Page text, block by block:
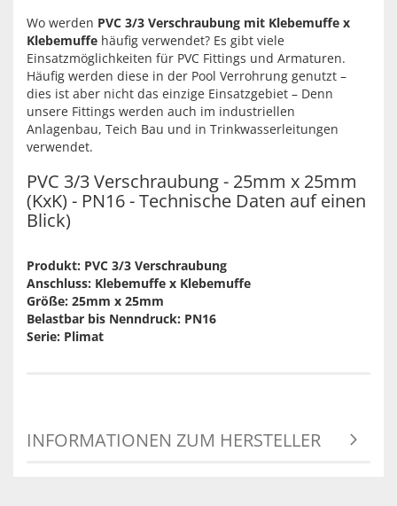
Wo werden PVC 3/3 Verschraubung mit Klebemuffe x
Klebemuffe häufig verwendet? Es gibt viele
Einsatzmöglichkeiten für PVC Fittings und Armaturen.
Häufig werden diese in der Pool Verrohrung genutzt –
dies ist aber nicht das einzige Einsatzgebiet – Denn
unsere Fittings werden auch im industriellen
Anlagenbau, Teich Bau und in Trinkwasserleitungen
verwendet.
PVC 3/3 Verschraubung - 25mm x 25mm
(KxK) - PN16 - Technische Daten auf einen
Blick)
Produkt: PVC 3/3 Verschraubung
Anschluss: Klebemuffe x Klebemuffe
Größe: 25mm x 25mm
Belastbar bis Nenndruck: PN16
Serie: Plimat
INFORMATIONEN ZUM HERSTELLER